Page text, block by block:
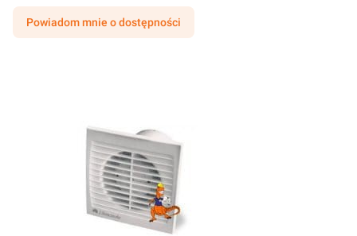
Powiadom mnie o dostępności